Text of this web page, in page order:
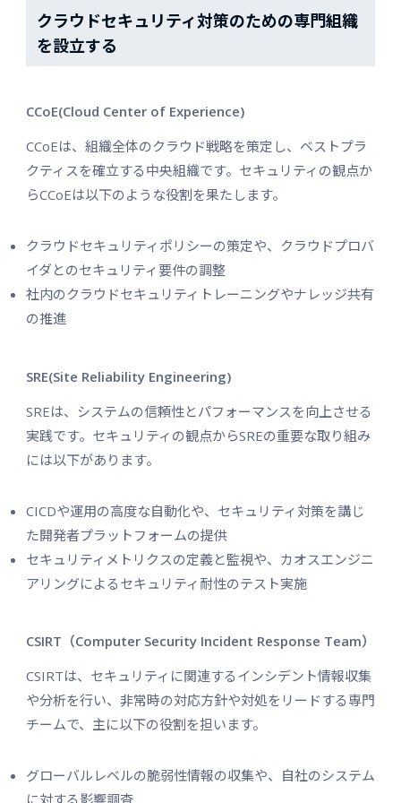
クラウドセキュリティ対策のための専門組織
を設立する
CCoE(Cloud Center of Experience)
CCoEは、組織全体のクラウド戦略を策定し、ベストプラ
クティスを確立する中央組織です。セキュリティの観点か
らCCoEは以下のような役割を果たします。
クラウドセキュリティポリシーの策定や、クラウドプロバ
イダとのセキュリティ要件の調整
社内のクラウドセキュリティトレーニングやナレッジ共有
の推進
SRE(Site Reliability Engineering)
SREは、システムの信頼性とパフォーマンスを向上させる
実践です。セキュリティの観点からSREの重要な取り組み
には以下があります。
CICDや運用の高度な自動化や、セキュリティ対策を講じ
た開発者プラットフォームの提供
セキュリティメトリクスの定義と監視や、カオスエンジニ
アリングによるセキュリティ耐性のテスト実施
CSIRT（Computer Security Incident Response Team）
CSIRTは、セキュリティに関連するインシデント情報収集
や分析を行い、非常時の対応方針や対処をリードする専門
チームで、主に以下の役割を担います。
グローバルレベルの脆弱性情報の収集や、自社のシステム